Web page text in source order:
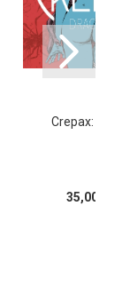
Crepax:
35,00